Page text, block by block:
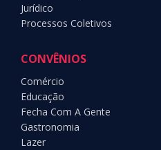
Jurídico
Processos Coletivos
CONVÊNIOS
Comércio
Educação
Fecha Com A Gente
Gastronomia
Lazer